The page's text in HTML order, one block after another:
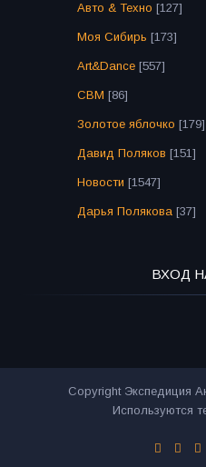
Авто & Техно [127]
Моя Сибирь [173]
Art&Dance [557]
СВМ [86]
Золотое яблочко [179]
Давид Поляков [151]
Новости [1547]
Дарья Полякова [37]
ВХОД
Copyright Экспедиция
Используются